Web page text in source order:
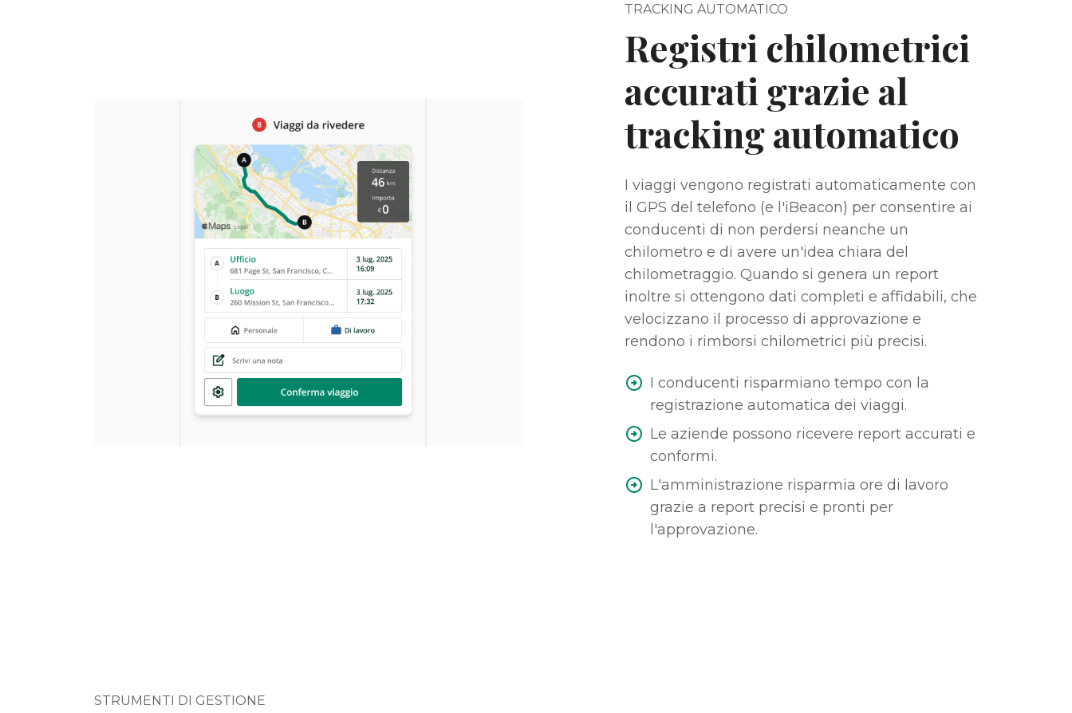
TRACKING AUTOMATICO
Registri chilometrici
accurati grazie al
tracking automatico
I viaggi vengono registrati automaticamente con
il GPS del telefono (e l'iBeacon) per consentire ai
conducenti di non perdersi neanche un
chilometro e di avere un'idea chiara del
chilometraggio. Quando si genera un report
inoltre si ottengono dati completi e affidabili, che
velocizzano il processo di approvazione e
rendono i rimborsi chilometrici più precisi.
I conducenti risparmiano tempo con la
registrazione automatica dei viaggi.
Le aziende possono ricevere report accurati e
conformi.
L'amministrazione risparmia ore di lavoro
grazie a report precisi e pronti per
l'approvazione.
STRUMENTI DI GESTIONE